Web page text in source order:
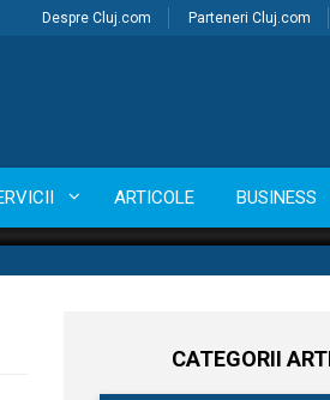
Despre Cluj.com Parteneri Cluj.com
ARTICOLE BUSINESS
CATEGORII